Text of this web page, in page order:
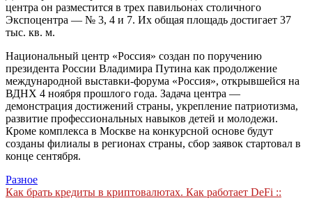
центра он разместится в трех павильонах столичного
Экспоцентра — № 3, 4 и 7. Их общая площадь достигает 37
тыс. кв. м.
Национальный центр «Россия» создан по поручению
президента России Владимира Путина как продолжение
международной выставки-форума «Россия», открывшейся на
ВДНХ 4 ноября прошлого года. Задача центра —
демонстрация достижений страны, укрепление патриотизма,
развитие профессиональных навыков детей и молодежи.
Кроме комплекса в Москве на конкурсной основе будут
созданы филиалы в регионах страны, сбор заявок стартовал в
конце сентября.
Разное
Как брать кредиты в криптовалютах. Как работает DeFi ::